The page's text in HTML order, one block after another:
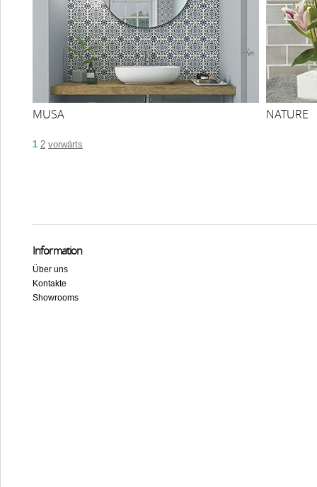
MUSA NATURE
1 2 vorwärts
Information
Über uns
Kontakte
Showrooms